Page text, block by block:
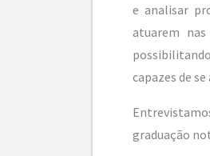
e analisar
atuarem
capazes de
graduação